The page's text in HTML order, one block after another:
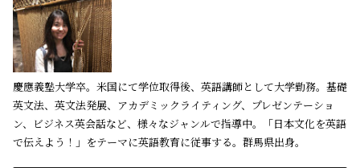
慶應義塾大学卒。米国にて学位取得後、英語講師として大学勤務。基礎
英文法、英文法発展、アカデミックライティング、プレゼンテーショ
ン、ビジネス英会話など、様々なジャンルで指導中。「日本文化を英語
で伝えよう！」をテーマに英語教育に従事する。群馬県出身。